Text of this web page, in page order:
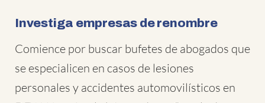
Investiga empresas de renombre
Comience por buscar bufetes de abogados que
se especialicen en casos de lesiones
personales y accidentes automovilísticos en